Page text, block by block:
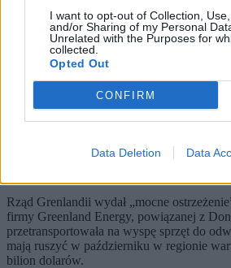
I want to opt-out of Collection,
and/or Sharing of my Personal
Unrelated with the Purposes for
collected.
Opted Out
CONFIRM
Data Deletion Data
Grenlandia ostrzega USA.
Rząd Grenlandii wydał „mocne
firmy Greenland Energy, powiązanej z
przetransportowała na wyspę sprzęt do
mają ruszyć w październiku w regionie
bilion dolarów.